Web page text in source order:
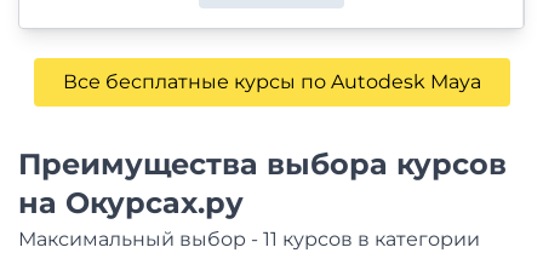
Все бесплатные курсы по Autodesk Maya
Преимущества выбора курсов
на Окурсах.ру
Максимальный выбор - 11 курсов в категории